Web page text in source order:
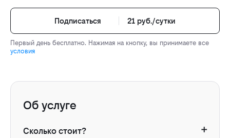
Подписаться 21 руб./сутки
Первый день бесплатно. Нажимая на кнопку, вы принимаете все
условия
Об услуге
Сколько стоит?